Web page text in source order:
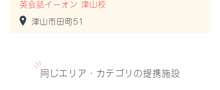
英会話イーオン 津山校
津山市田町51
同じエリア・カテゴリの提携施設